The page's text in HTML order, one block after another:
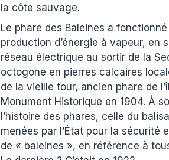
la côte sauvage.
Le phare des Baleines a
production d’énergie à vapeur, en
réseau électrique au sortir de la
octogone en pierres calcaires
de la vieille tour, ancien phare de
Monument Historique en 1904. À
l’histoire des phares, celle du
menées par l’État pour la sécurité
de « baleines », en référence à